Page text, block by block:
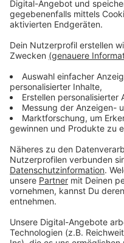
Anzeige
Die Demo im Kreis
Polizei gegen 9 Uhr.
ab etwa 8 Uhr die L
Kreuzung in
mit der Kasender
gesperrt. Der Zug setzt
Bewegung. Dann wird
Es folgen: Schwalmtal,
inklusive Innenstadt, an
Vorst, Reckenhöfe. Dort
Anmelders auch eine
versammeln, die sich in